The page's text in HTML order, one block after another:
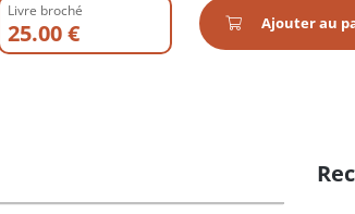
Livre broché
25.00 € Ajouter au